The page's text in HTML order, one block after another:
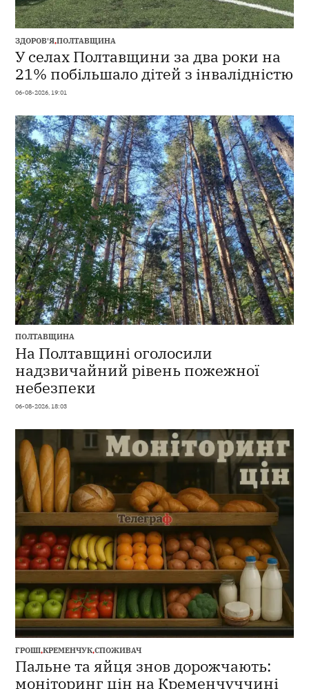
ЗДОРОВ'Я,ПОЛТАВЩИНА
У селах Полтавщини за два роки на
21% побільшало дітей з інвалідністю
06-08-2026, 19:01
ПОЛТАВЩИНА
На Полтавщині оголосили
надзвичайний рівень пожежної
небезпеки
06-08-2026, 18:03
ГРОШІ,КРЕМЕНЧУК,СПОЖИВАЧ
Пальне та яйця знов дорожчають:
моніторинг цін на Кременчуччині